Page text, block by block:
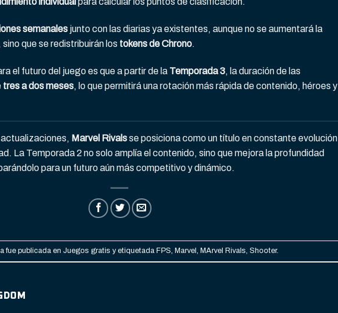
semanales junto con las diarias ya existentes, aunque no se aumentará la
que se redistribuirán los tokens de Chrono.
el futuro del juego es que a partir de la Temporada 3, la duración de las
tres a dos meses, lo que permitirá una rotación más rápida de contenido, héroes y
Marvel Rivalsse posiciona como un título en constante evolución
La Temporada 2 no solo amplía el contenido, sino que mejora la profundidad
para un futuro aún más competitivo y dinámico.
fue publicada en Juegos gratis y etiquetada FPS, Marvel , MArvel Rivals, Shooter.